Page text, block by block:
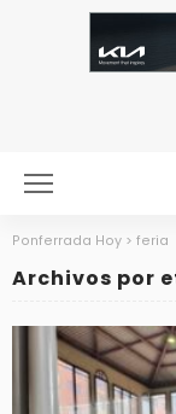
Ponferrada Hoy > feria
Archivos por